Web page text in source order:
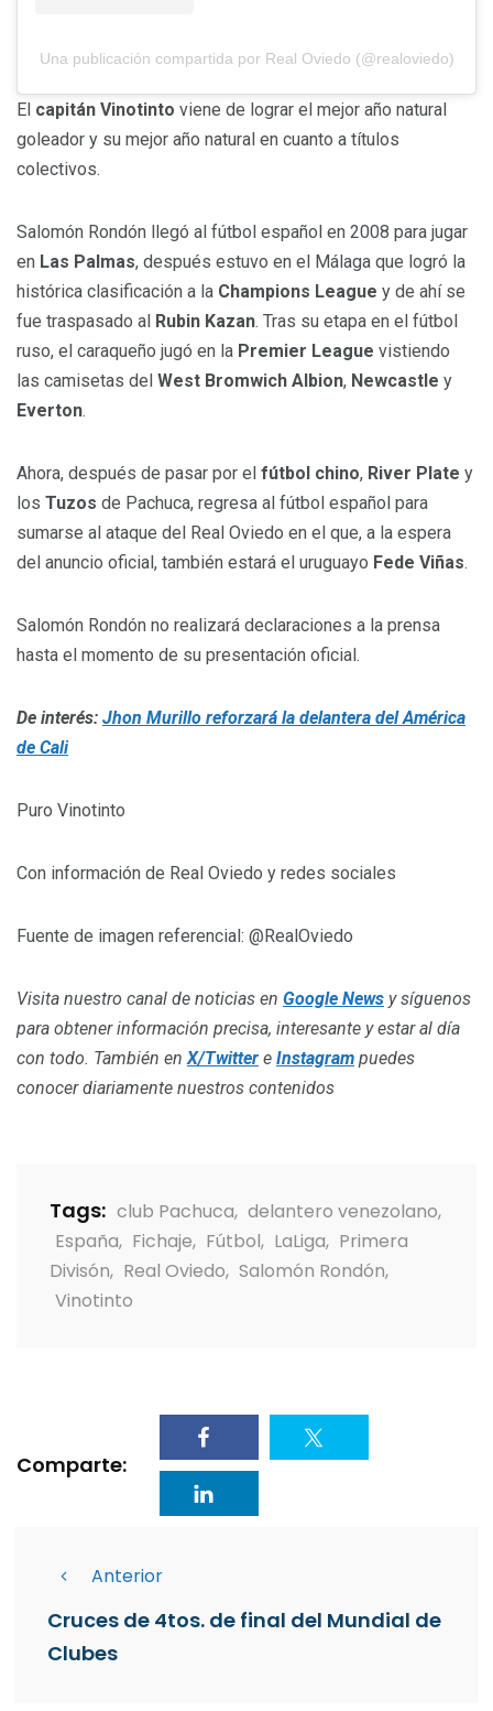
Una publicación compartida por Real Oviedo (@realoviedo)
El capitán Vinotinto viene de lograr el mejor año natural
goleador y su mejor año natural en cuanto a títulos
colectivos.
Salomón Rondón llegó al fútbol español en 2008 para jugar
en Las Palmas, después estuvo en el Málaga que logró la
histórica clasificación a la Champions League y de ahí se
fue traspasado al Rubin Kazan. Tras su etapa en el fútbol
ruso, el caraqueño jugó en la Premier League vistiendo
las camisetas del West Bromwich Albion, Newcastle y
Everton.
Ahora, después de pasar por el fútbol chino, River Plate y
los Tuzos de Pachuca, regresa al fútbol español para
sumarse al ataque del Real Oviedo en el que, a la espera
del anuncio oficial, también estará el uruguayo Fede Viñas.
Salomón Rondón no realizará declaraciones a la prensa
hasta el momento de su presentación oficial.
De interés: Jhon Murillo reforzará la delantera del América
de Cali
Puro Vinotinto
Con información de Real Oviedo y redes sociales
Fuente de imagen referencial: @RealOviedo
Visita nuestro canal de noticias en Google News y síguenos
para obtener información precisa, interesante y estar al día
con todo. También enX/Twitter e Instagram puedes
conocer diariamente nuestros contenidos
Tags: club Pachuca, delantero venezolano,
España, Fichaje, Fútbol, LaLiga, Primera
Divisón, Real Oviedo, Salomón Rondón,
Vinotinto
Comparte:
Anterior
Cruces de 4tos. de final del Mundial de
Clubes